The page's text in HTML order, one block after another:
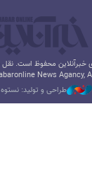
محفوظ است. نقل
News Agancy,
طراحی و تولید: نستوه